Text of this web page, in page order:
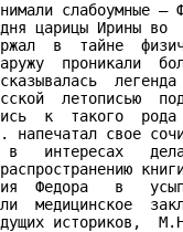
слабоумные –
царицы Ирины
в  тайне
проникали
летописью
к  такого
напечатал свое
в   интересах
Федора   в
медицинское
историков,